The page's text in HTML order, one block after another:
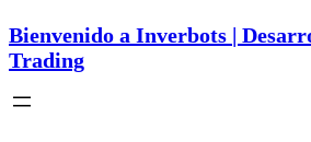
Bienvenido a Inverbots |
Trading